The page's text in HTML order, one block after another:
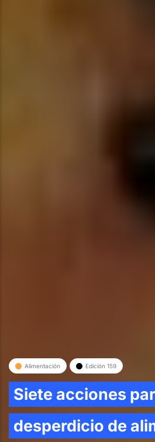
Alimentación Edición 159
Siete acciones
desperdicio de